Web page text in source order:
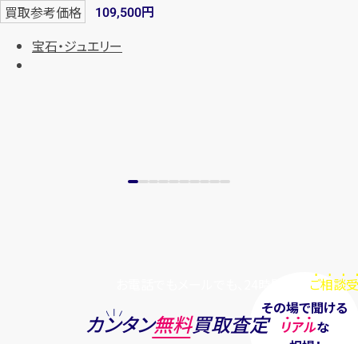
買取参考価格 109,500円
宝石・ジュエリー
ご相談
その場で聞ける
リアルな
カンタン無料買取査定